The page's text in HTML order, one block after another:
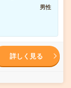
男性
詳しく見る